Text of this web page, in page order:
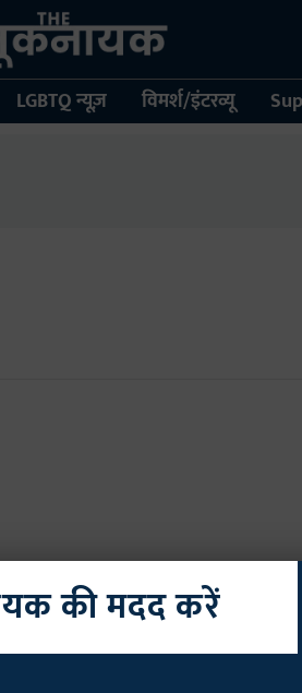
LGBTQ न्यूज़ विमर्श/इंटरव्यू
की मदद करें